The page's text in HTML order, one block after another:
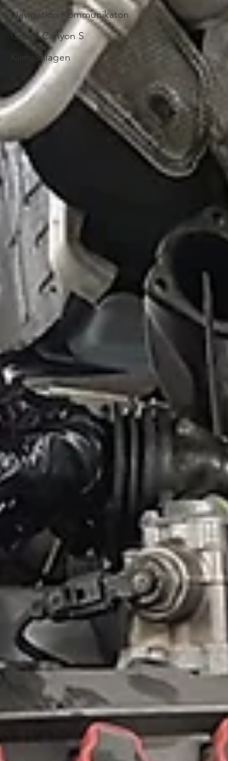
Navigation Kommunikaton
Grand Canyon S
Klimaanlagen